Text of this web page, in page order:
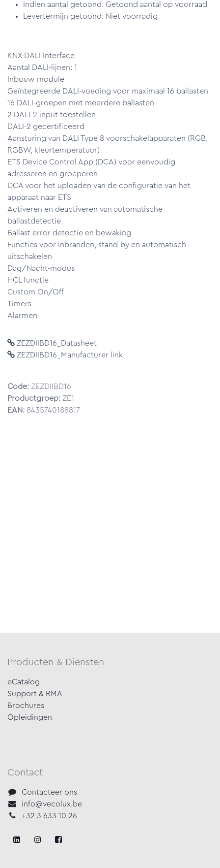
Indien aantal getoond: Getoond aantal op voorraad
Levertermijn getoond: Niet voorradig
KNX-DALI Interface
Aantal DALI-lijnen: 1
Inbouw module
Geïntegreerde DALI-voeding voor maximaal 16 ballasten
16 DALI-groepen met meerdere ballasten
2 DALI-2 input toestellen
DALI-2 gecertificeerd
Aansturing van DALI Type 8 voorschakelapparaten (RGB,
RGBW, kleurtemperatuur)
ETS Device Control App (DCA) voor eenvoudig
adresseren en groeperen
DCA voor het uploaden van de configuratie van het
apparaat naar ETS
Activeren en deactiveren van automatische
ballastdetectie
Ballast error detectie en bewaking
Functies voor inbranden, stand-by en automatisch
uitschakelen
Dag/Nacht-modus
HCL functie
Custom On/Off
Timers
Alarmen
ZEZDIIBD16_Datasheet
ZEZDIIBD16_Manufacturer link
Code: ZEZDIIBD16
Productgroep: ZE1
EAN: 8435740188817
Producten & Diensten
eCatalog
Support & RMA
Brochures
Opleidingen
Contact
Contacteer ons
info@vecolux.be
+32 3 633 10 26